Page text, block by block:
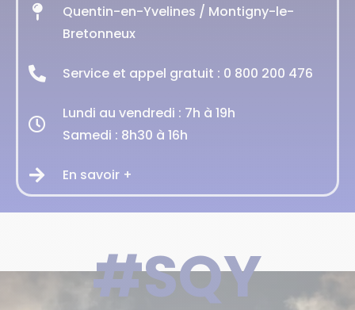
Quentin-en-Yvelines / Montigny-le-
Bretonneux
Service et appel gratuit : 0 800 200 476
Lundi au vendredi : 7h à 19h
Samedi : 8h30 à 16h
En savoir +
#SQY